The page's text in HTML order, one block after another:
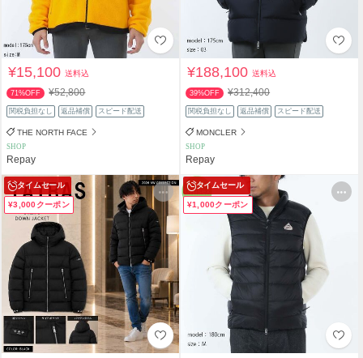
¥15,100送料込
71%OFF ¥52,800
関税負担なし 返品補償 スピード配送
THE NORTH FACE
SHOP
Repay
¥188,100送料込
39%OFF ¥312,400
関税負担なし 返品補償 スピード配送
MONCLER
SHOP
Repay
タイムセール
¥3,000クーポン
タイムセール
¥1,000クーポン